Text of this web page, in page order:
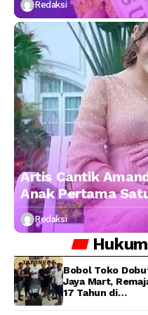
Redaksi
Artis Cantik
Anak Pertama
Redaksi
Hukum
Bobol Toko
Jaya Mart,
17 Tahun di